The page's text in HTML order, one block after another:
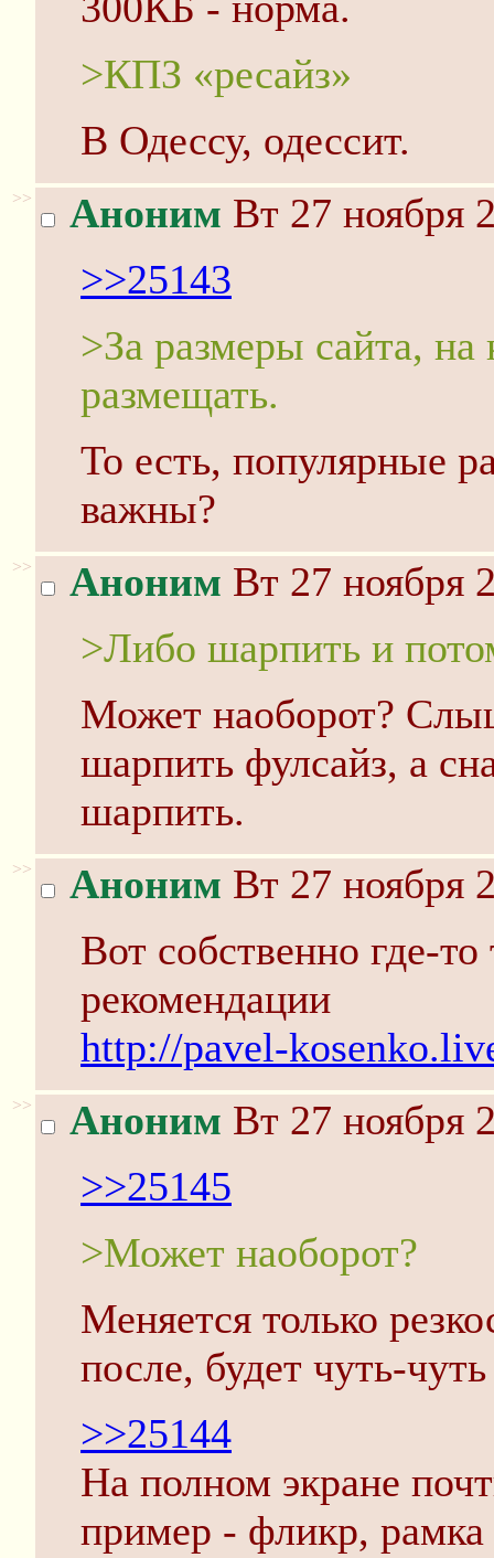
>КПЗ «ресайз»
В Одессу, одессит.
>> Аноним Вт 27 ноября
>>25143
>За размеры сайта,
размещать.
То есть, популярные
важны?
>> Аноним Вт 27 ноября
>Либо шарпить и
Может наоборот?
шарпить фулсайз, а
шарпить.
>> Аноним Вт 27 ноября
Вот собственно где-
рекомендации
http://pavel-
>> Аноним Вт 27 ноября
>>25145
>Может наоборот?
Меняется только
после, будет чуть-
>>25144
На полном экране
пример - фликр, рамка